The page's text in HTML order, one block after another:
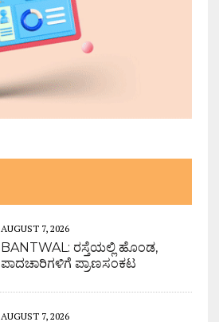
AUGUST 7, 2026
BANTWAL: ರಸ್ತೆಯಲ್ಲಿ ಹೊಂಡ,
ಪಾದಚಾರಿಗಳಿಗೆ ಪ್ರಾಣಸಂಕಟ
AUGUST 7, 2026